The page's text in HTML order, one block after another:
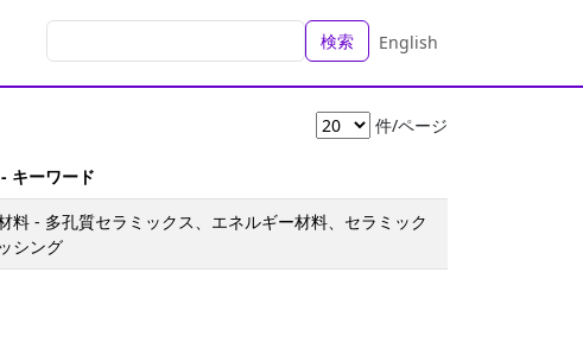
検索 English
件/ページ
キーワード
料 - 多孔質セラミックス、エネルギー材料、セラミック
シング